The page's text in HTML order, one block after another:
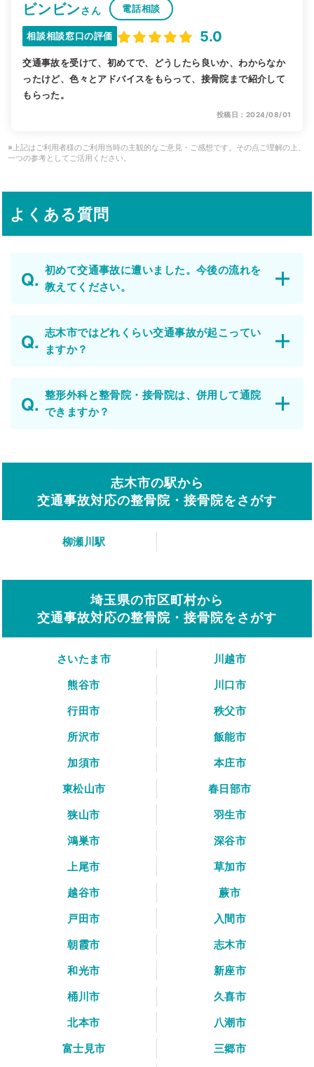
ビンビンさん 電話相談
相談相談窓口の評価 5.0
交通事故を受けて、初めてで、どうしたら良いか、わからなか
ったけど、色々とアドバイスをもらって、接骨院まで紹介して
もらった。
投稿日：2024/08/01
※上記はご利用者様のご利用当時の主観的なご意見・ご感想です。その点ご理解の上、
一つの参考としてご活用ください。
よくある質問
初めて交通事故に遭いました。今後の流れを
教えてください。
志木市ではどれくらい交通事故が起こってい
ますか？
整形外科と整骨院・接骨院は、併用して通院
できますか？
志木市の駅から
交通事故対応の整骨院・接骨院をさがす
柳瀬川駅
埼玉県の市区町村から
交通事故対応の整骨院・接骨院をさがす
さいたま市
川越市
熊谷市
川口市
行田市
秩父市
所沢市
飯能市
加須市
本庄市
東松山市
春日部市
狭山市
羽生市
鴻巣市
深谷市
上尾市
草加市
越谷市
蕨市
戸田市
入間市
朝霞市
志木市
和光市
新座市
桶川市
久喜市
北本市
八潮市
富士見市
三郷市